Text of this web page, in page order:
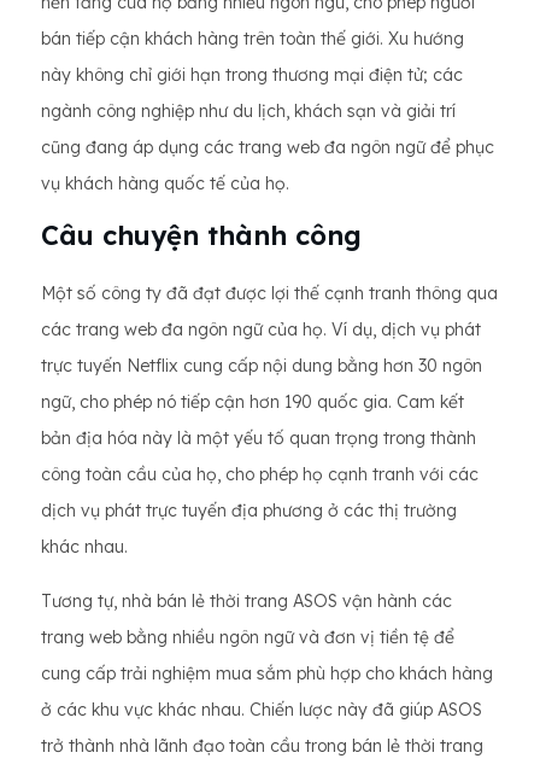
bán tiếp cận khách hàng trên toàn thế giới. Xu hướng
này không chỉ giới hạn trong thương mại điện tử; các
ngành công nghiệp như du lịch, khách sạn và giải trí
cũng đang áp dụng các trang web đa ngôn ngữ để phục
vụ khách hàng quốc tế của họ.
Câu chuyện thành công
Một số công ty đã đạt được lợi thế cạnh tranh thông qua
các trang web đa ngôn ngữ của họ. Ví dụ, dịch vụ phát
trực tuyến Netflix cung cấp nội dung bằng hơn 30 ngôn
ngữ, cho phép nó tiếp cận hơn 190 quốc gia. Cam kết
bản địa hóa này là một yếu tố quan trọng trong thành
công toàn cầu của họ, cho phép họ cạnh tranh với các
dịch vụ phát trực tuyến địa phương ở các thị trường
khác nhau.
Tương tự, nhà bán lẻ thời trang ASOS vận hành các
trang web bằng nhiều ngôn ngữ và đơn vị tiền tệ để
cung cấp trải nghiệm mua sắm phù hợp cho khách hàng
ở các khu vực khác nhau. Chiến lược này đã giúp ASOS
trở thành nhà lãnh đạo toàn cầu trong bán lẻ thời trang